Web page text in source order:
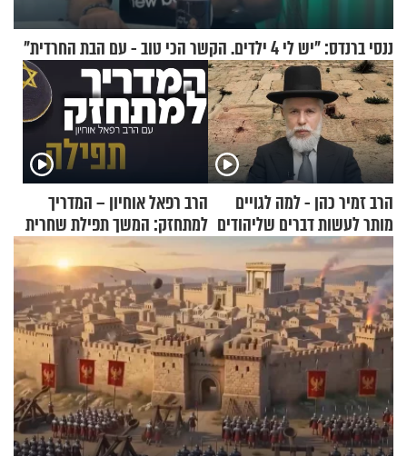
ננסי ברנדס: "יש לי 4 ילדים. הקשר הכי טוב - עם הבת החרדית"
הרב זמיר כהן - למה לגויים
מותר לעשות דברים שליהודים
אסור?
הרב רפאל אוחיון – המדריך
למתחזק: המשך תפילת שחרית
מאשרי ועד עלינו